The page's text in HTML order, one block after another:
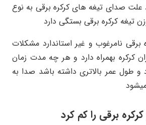
علت صدای تیغه های کرکره برقی به نوع
تیغه کرکره برقی بستگی دارد
برقی نامرغوب و غیر استاندارد مشکلات
کرکره بهمراه دارد و هر چه مدت زمان
و طول عمر بالاتری داشته باشد صدا به
برقی را کم کرد